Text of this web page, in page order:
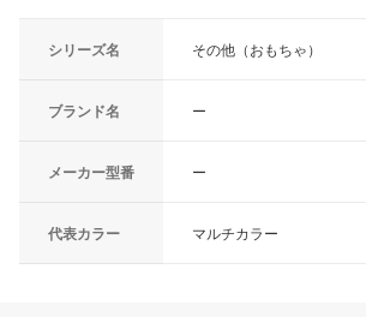
シリーズ名 その他（おもちゃ）
ブランド名 ー
メーカー型番 ー
代表カラー マルチカラー